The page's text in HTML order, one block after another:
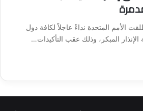
الأمم المتحدة نداءً عاجلاً لكافة دول
المبكر، وذلك عقب التأكيدات…